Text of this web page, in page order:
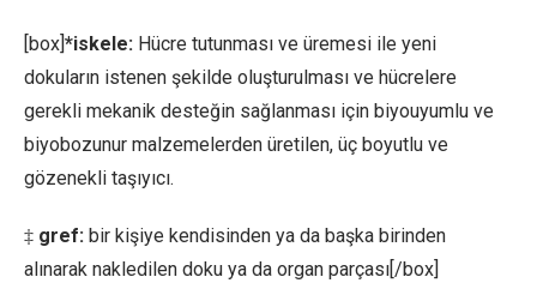
[box] *iskele: Hücre tutunması ve üremesi ile yeni
dokuların istenen şekilde oluşturulması ve hücrelere
gerekli mekanik desteğin sağlanması için biyouyumlu ve
biyobozunur malzemelerden üretilen, üç boyutlu ve
gözenekli taşıyıcı.
‡ gref: bir kişiye kendisinden ya da başka birinden
alınarak nakledilen doku ya da organ parçası[/box]